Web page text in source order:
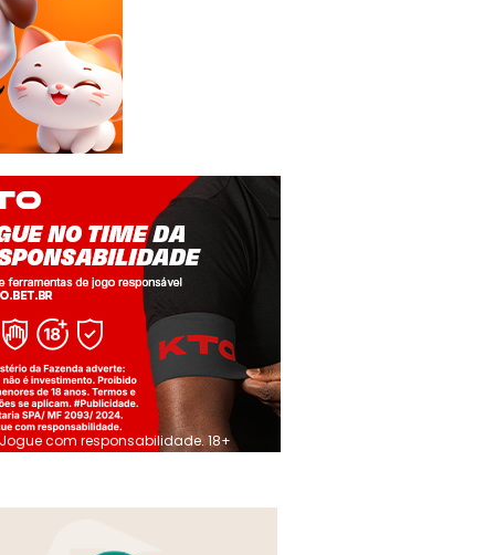
Jogue com responsabilidade. 18+